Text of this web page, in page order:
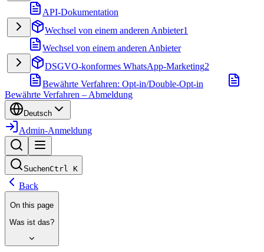
API-Dokumentation
Wechsel von einem anderen Anbieter1
Wechsel von einem anderen Anbieter
DSGVO-konformes WhatsApp-Marketing2
Bewährte Verfahren: Opt-in/Double-Opt-in
Bewährte Verfahren – Abmeldung
Deutsch
Admin-Anmeldung
SuchenCtrl K
Back
On this page
Was ist das?